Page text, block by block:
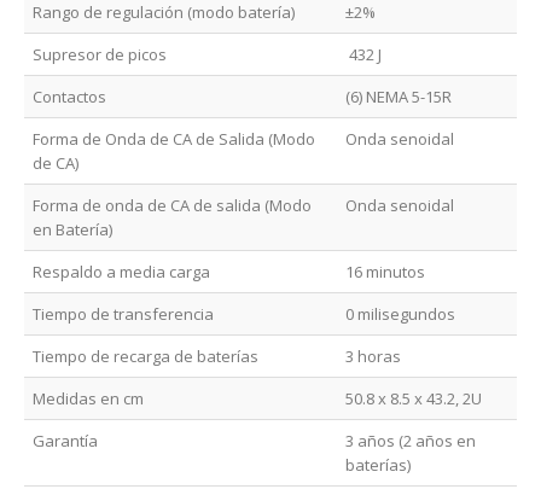
Rango de regulación (modo batería)
±2%
Supresor de picos
432 J
Contactos
(6) NEMA 5-15R
Forma de Onda de CA de Salida (Modo
de CA)
Onda senoidal
Forma de onda de CA de salida (Modo
en Batería)
Onda senoidal
Respaldo a media carga
16 minutos
Tiempo de transferencia
0 milisegundos
Tiempo de recarga de baterías
3 horas
Medidas en cm
50.8 x 8.5 x 43.2, 2U
Garantía
3 años (2 años en
baterías)